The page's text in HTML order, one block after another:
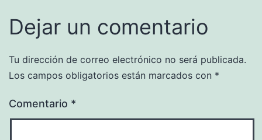
Dejar un comentario
Tu dirección de correo electrónico no será publicada.
Los campos obligatorios están marcados con *
Comentario *